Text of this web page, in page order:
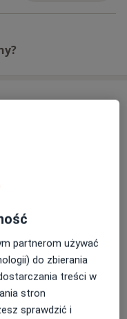
się w nowej karcie
partnerom używać
do zbierania
treści w
stron
sprawdzić i